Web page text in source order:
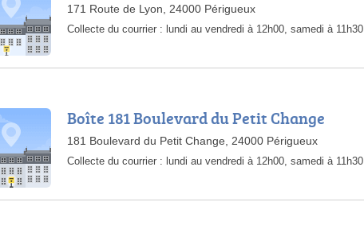
171 Route de Lyon, 24000 Périgueux
Collecte du courrier : lundi au vendredi à 12h00, samedi à 11h30
Boîte 181 Boulevard du Petit Change
181 Boulevard du Petit Change, 24000 Périgueux
Collecte du courrier : lundi au vendredi à 12h00, samedi à 11h30